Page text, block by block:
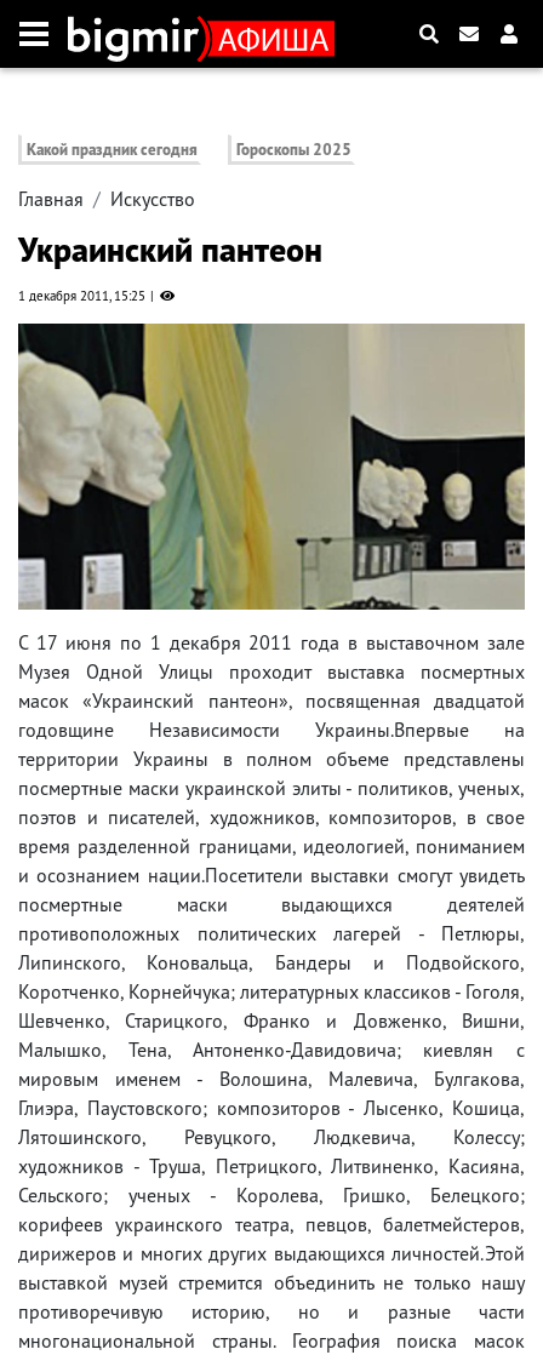
Какой праздник сегодня Гороскопы 2025
Главная Искусство
Украинский пантеон
1 декабря 2011, 15:25
С 17 июня по 1 декабря 2011 года в выставочном зале
Музея Одной Улицы проходит выставка посмертных
масок «Украинский пантеон», посвященная двадцатой
годовщине Независимости Украины.Впервые на
территории Украины в полном объеме представлены
посмертные маски украинской элиты - политиков, ученых,
поэтов и писателей, художников, композиторов, в свое
время разделенной границами, идеологией, пониманием
и осознанием нации.Посетители выставки смогут увидеть
посмертные маски выдающихся деятелей
противоположных политических лагерей - Петлюры,
Липинского, Коновальца, Бандеры и Подвойского,
Коротченко, Корнейчука; литературных классиков - Гоголя,
Шевченко, Старицкого, Франко и Довженко, Вишни,
Малышко, Тена, Антоненко-Давидовича; киевлян с
мировым именем - Волошина, Малевича, Булгакова,
Глиэра, Паустовского; композиторов - Лысенко, Кошица,
Лятошинского, Ревуцкого, Людкевича, Колессу;
художников - Труша, Петрицкого, Литвиненко, Касияна,
Сельского; ученых - Королева, Гришко, Белецкого;
корифеев украинского театра, певцов, балетмейстеров,
дирижеров и многих других выдающихся личностей.Этой
выставкой музей стремится объединить не только нашу
противоречивую историю, но и разные части
многонациональной страны. География поиска масок